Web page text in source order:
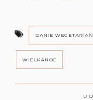
DANIE
WIELKANOC